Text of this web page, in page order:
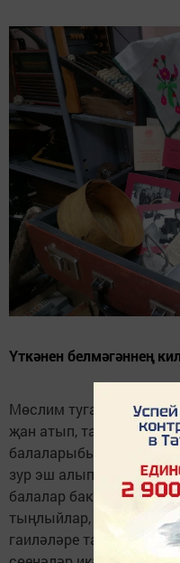
Үткәнен белмәгәннең
Мөслим туган якны
җан атып, тарихи
балаларыбызга,
зур эш алып бара.
балалар бакчасына
тыңлыйлар, сораулар
гаиләләре тапшырган